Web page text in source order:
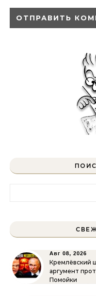
Авг 08, 2026
Кремлёвский
аргумент
Помойки